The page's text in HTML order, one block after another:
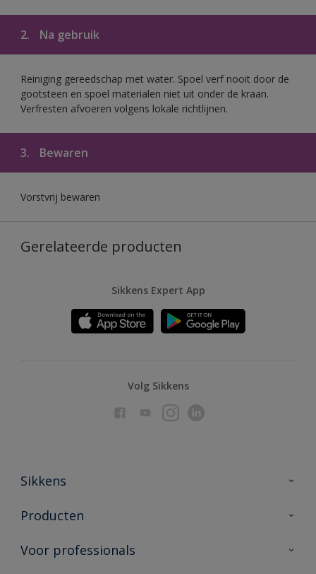
2. Na gebruik
Reiniging gereedschap met water. Spoel verf nooit door de
gootsteen en spoel materialen niet uit onder de kraan.
Verfresten afvoeren volgens lokale richtlijnen.
3. Bewaren
Vorstvrij bewaren
Gerelateerde producten
Sikkens Expert App
Volg Sikkens
Sikkens
Over Sikkens
Duurzaamheid
Producten
Producten voor binnen
Voor professionals